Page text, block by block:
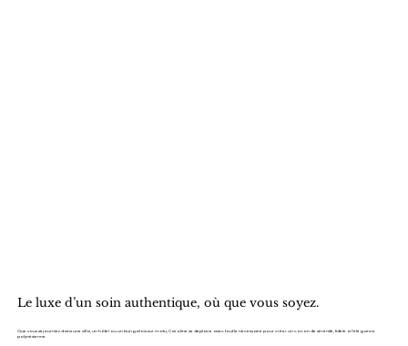
Le luxe d’un soin authentique, où que vous soyez.
Que vous séjourniez dans une villa, un hôtel ou un bungalow sur motu, Caroline se déplace avec tout le nécessaire pour créer un cocon de sérénité, fidèle à l’élégance
polynésienne.